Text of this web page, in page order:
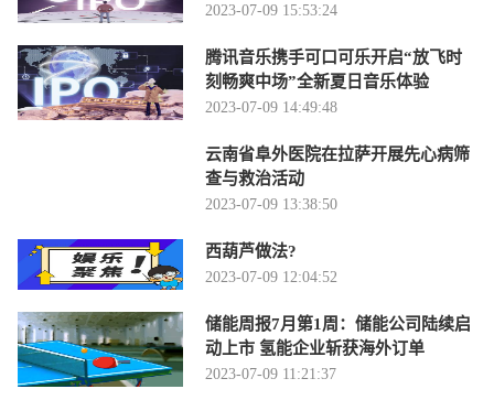
2023-07-09 15:53:24
腾讯音乐携手可口可乐开启“放飞时
刻畅爽中场”全新夏日音乐体验
2023-07-09 14:49:48
云南省阜外医院在拉萨开展先心病筛
查与救治活动
2023-07-09 13:38:50
西葫芦做法?
2023-07-09 12:04:52
储能周报7月第1周：储能公司陆续启
动上市 氢能企业斩获海外订单
2023-07-09 11:21:37